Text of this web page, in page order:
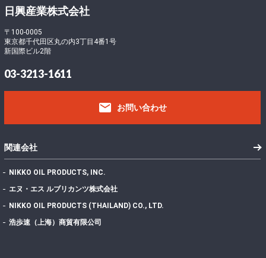
ー
ド
フ
ァ
イ
ル
サ
イ
388.50 KB
イ
数
稿
日
2022年7月7日
最
-
5
3
3
5
日興産業株式会社
〒100-0005
東京都千代田区丸の内3丁目4番1号
新国際ビル2階
03-3213-1611
email お問い合わせ
関連会社
NIKKO OIL PRODUCTS, INC.
エヌ・エス ルブリカンツ株式会社
NIKKO OIL PRODUCTS (THAILAND) CO., LTD.
浩歩速（上海）商貿有限公司